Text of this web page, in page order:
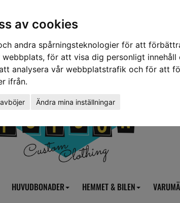
av cookies
andra spårningsteknologier för att
för att visa dig personligt innehåll
analysera vår webbplatstrafik och för att
ifrån.
Ändra mina inställningar
HUVUDBONADER HEMMET & BILEN